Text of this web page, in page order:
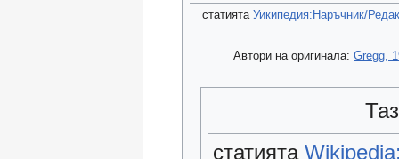
статията Уикипедия:Наръчник/
Автори на оригинала:Gregg,
статията